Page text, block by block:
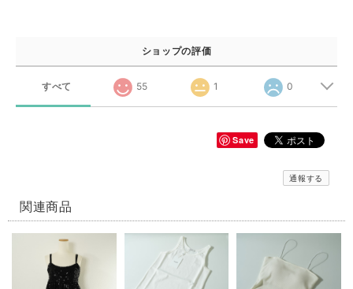
ショップの評価
すべて 55 1 0
Save
通報する
関連商品